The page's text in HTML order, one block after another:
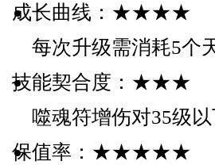
成长曲线：★★★★
每次升级需消耗5个
技能契合度：★★★
噬魂符增伤对35级
保值率：★★★★★